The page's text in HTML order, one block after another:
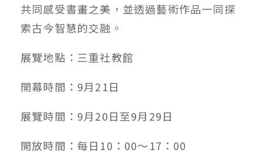
共同感受書畫之美，並透過藝術作品一同探
索古今智慧的交融。
展覽地點：三重社教館
開幕時間： 9月21日
展覽時間： 9月20日至9月 29日
開放時間：每日 10：00～17：00